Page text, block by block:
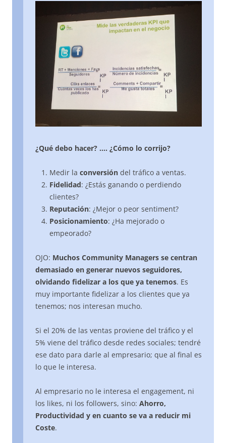
¿Qué debo hacer? …. ¿Cómo lo corrijo?
Medir la conversión del tráfico a ventas.
Fidelidad: ¿Estás ganando o perdiendo
clientes?
Reputación: ¿Mejor o peor sentiment?
Posicionamiento: ¿Ha mejorado o
empeorado?
OJO: Muchos Community Managers se centran
demasiado en generar nuevos seguidores,
olvidando fidelizar a los que ya tenemos. Es
muy importante fidelizar a los clientes que ya
tenemos; nos interesan mucho.
Si el 20% de las ventas proviene del tráfico y el
5% viene del tráfico desde redes sociales; tendré
ese dato para darle al empresario; que al final es
lo que le interesa.
Al empresario no le interesa el engagement, ni
los likes, ni los followers, sino: Ahorro,
Productividad y en cuanto se va a reducir mi
Coste.